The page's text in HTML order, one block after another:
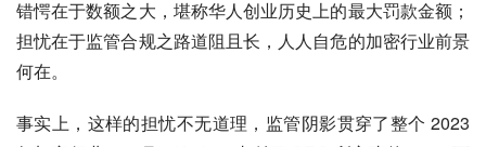
错愕在于数额之大，堪称华人创业历史上的最大罚款金额；
担忧在于监管合规之路道阻且长，人人自危的加密行业前景
何在。
事实上，这样的担忧不无道理，监管阴影贯穿了整个 2023